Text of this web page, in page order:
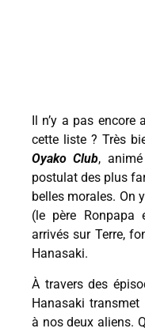
Il n’y a pas encore
cette liste ? Très
Oyako Club,
postulat des plus
belles morales. On
(le père
arrivés sur Terre,
Hanasaki.
À travers des
Hanasaki transmet
à nos deux aliens.